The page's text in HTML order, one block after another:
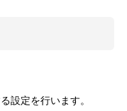
設定を行います。